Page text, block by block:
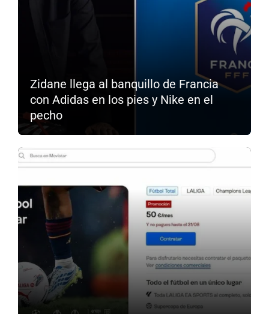
Zidane llega al banquillo de Francia
con Adidas en los pies y Nike en el
pecho